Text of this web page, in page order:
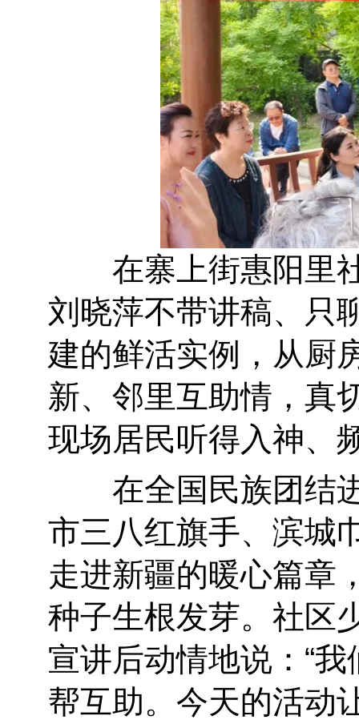
在寨上街惠阳里社
刘晓萍不带讲稿、只
建的鲜活实例，从厨
新、邻里互助情，真
现场居民听得入神、
在全国民族团结进
市三八红旗手、滨城
走进新疆的暖心篇章
种子生根发芽。社区
宣讲后动情地说：“
帮互助。今天的活动